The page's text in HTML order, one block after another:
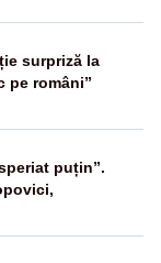
surpriză la
pe români”
puțin”.